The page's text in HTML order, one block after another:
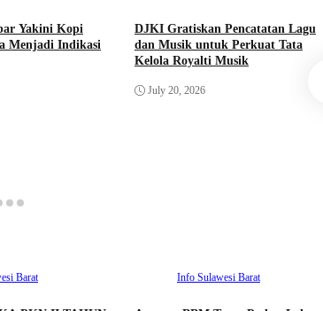
Yakini Kopi
Menjadi Indikasi
DJKI Gratiskan Pencatatan Lagu
dan Musik untuk Perkuat Tata
Kelola Royalti Musik
July 20, 2026
Barat Info Sulawesi Barat